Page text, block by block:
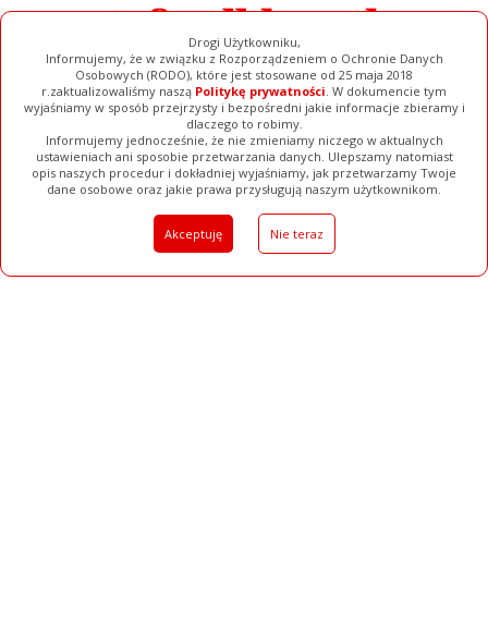
Drogi Użytkowniku,
Informujemy, że w związku z Rozporządzeniem o Ochronie Danych
Osobowych (RODO), które jest stosowane od 25 maja 2018
r.zaktualizowaliśmy naszą Politykę prywatności. W dokumencie tym
wyjaśniamy w sposób przejrzysty i bezpośredni jakie informacje zbieramy i
dlaczego to robimy.
Informujemy jednocześnie, że nie zmieniamy niczego w aktualnych
ustawieniach ani sposobie przetwarzania danych. Ulepszamy natomiast
opis naszych procedur i dokładniej wyjaśniamy, jak przetwarzamy Twoje
dane osobowe oraz jakie prawa przysługują naszym użytkownikom.
Akceptuję Nie teraz
Ogłoszenia Filmy Galerie Baza Firm Pełna Wersja